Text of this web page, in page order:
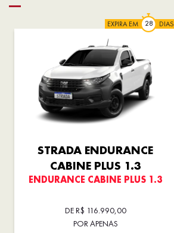
EXPIRA EM DIAS
STRADA ENDURANCE
CABINE PLUS 1.3
ENDURANCE CABINE PLUS 1.3
DE R$ 116.990,00
POR APENAS